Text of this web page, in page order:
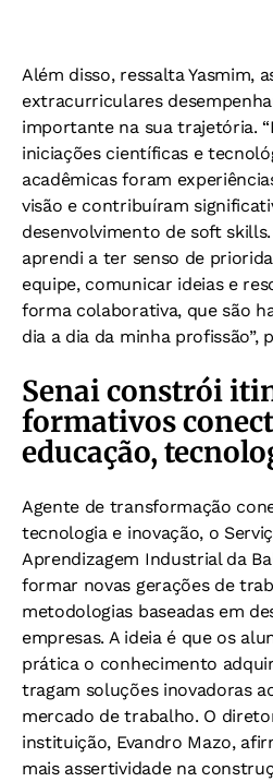
Além disso, ressalta Yasmim,
extracurriculares
importante na sua trajetória.
iniciações científicas e
acadêmicas foram
visão e contribuíram
desenvolvimento de soft skills.
aprendi a ter senso de
equipe, comunicar ideias e
forma colaborativa, que são
dia a dia da minha profissão”,
Senai constrói
formativos
educação,
Agente de transformação
tecnologia e inovação, o
Aprendizagem Industrial da
formar novas gerações de
metodologias baseadas em
empresas. A ideia é que os
prática o conhecimento
tragam soluções inovadoras
mercado de trabalho. O
instituição, Evandro Mazo,
mais assertividade na